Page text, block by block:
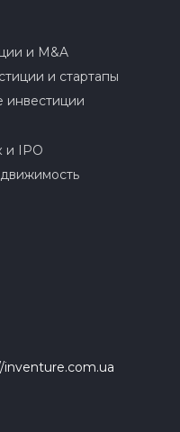
и M&A
и стартапы
инвестиции
и IPO
inventure.com.ua